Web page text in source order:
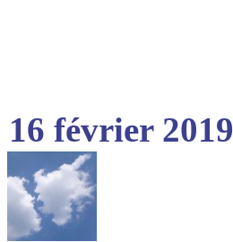
16 février 2019